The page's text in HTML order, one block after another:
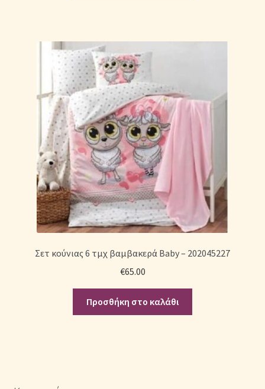
Σετ κούνιας 6 τμχ βαμβακερά Baby – 202045227
€65.00
Προσθήκη στο καλάθι